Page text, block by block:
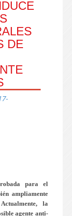
DE
para el
ampliamente
la
agente anti-